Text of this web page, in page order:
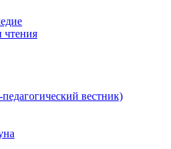
чтения
вестник)